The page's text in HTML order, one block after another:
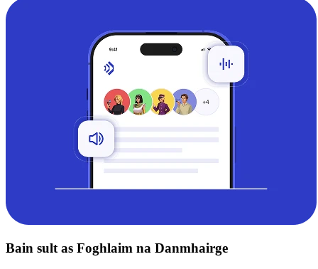
Bain sult as Foghlaim na Danmhairge